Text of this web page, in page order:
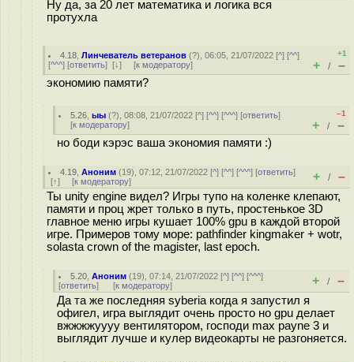
Ну да, за 20 лет математика и логика вся
протухла
4.18 ,Линчеватель ветеранов (?), 06:05, 21/07/2022 [^] [^^]
[^^^] [ответить] [↓] [к модератору]
+1
+ / –
экономию памяти?
5.26 ,ыы (?), 08:08, 21/07/2022 [^] [^^] [^^^] [ответить]
[к модератору]
–1
+ / –
но боди кэрэс ваша экономия памяти :)
4.19 ,Аноним (19), 07:12, 21/07/2022 [^] [^^] [^^^] [ответить]
[↑] [к модератору] + / –
Ты unity engine видел? Игры тупо на коленке клепают,
памяти и проц жрет только в путь, простенькое 3D
главное меню игры кушает 100% gpu в каждой второй
игре. Примеров тому море: pathfinder kingmaker + wotr,
solasta crown of the magister, last epoch.
5.20 ,Аноним (19), 07:14, 21/07/2022 [^] [^^] [^^^]
[ответить] [к модератору] + / –
Да та же последняя syberia когда я запустил я
офигел, игра выглядит очень просто но gpu делает
вжжжжуууу вентилятором, господи max payne 3 и
выглядит лучше и кулер видеокарты не разгоняется.